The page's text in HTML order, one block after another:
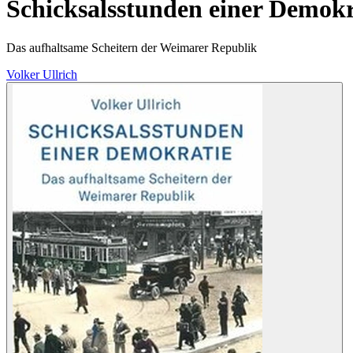
Schicksalsstunden einer
Das aufhaltsame Scheitern der Weimarer Republik
Volker Ullrich